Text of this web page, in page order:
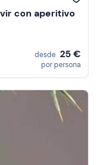
con aperitivo
desde 25 €
por persona